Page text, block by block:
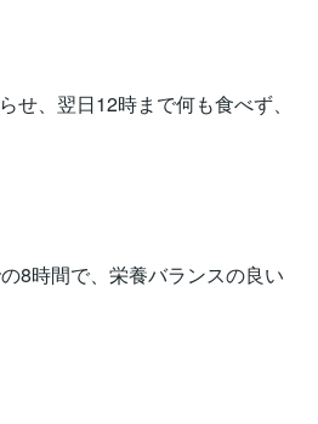
せ、翌日12時まで何も食べず、
8時間で、栄養バランスの良い